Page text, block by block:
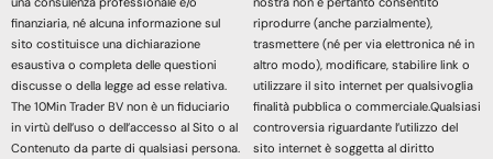
finanziaria, né alcuna informazione sul
sito costituisce una dichiarazione
esaustiva o completa delle questioni
discusse o della legge ad esse relativa.
The 10Min Trader BV non è un fiduciario
in virtù dell’uso o dell’accesso al Sito o al
Contenuto da parte di qualsiasi persona.
riprodurre (anche parzialmente),
trasmettere (né per via elettronica né in
altro modo), modificare, stabilire link o
utilizzare il sito internet per qualsivoglia
finalità pubblica o commerciale.Qualsiasi
controversia riguardante l’utilizzo del
sito internet è soggetta al diritto